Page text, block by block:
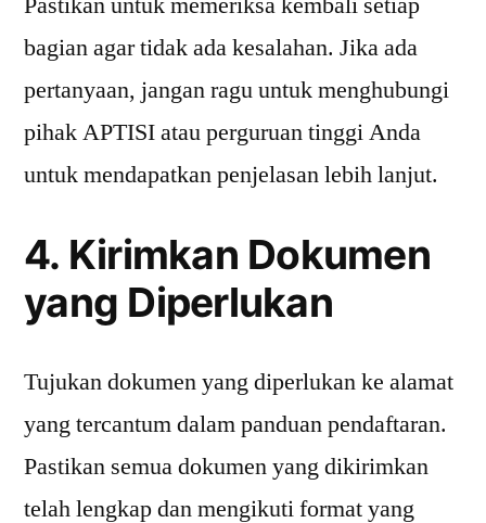
bagian agar tidak ada kesalahan. Jika ada
pertanyaan, jangan ragu untuk menghubungi
pihak APTISI atau perguruan tinggi Anda
untuk mendapatkan penjelasan lebih lanjut.
4. Kirimkan Dokumen
yang Diperlukan
Tujukan dokumen yang diperlukan ke alamat
yang tercantum dalam panduan pendaftaran.
Pastikan semua dokumen yang dikirimkan
telah lengkap dan mengikuti format yang